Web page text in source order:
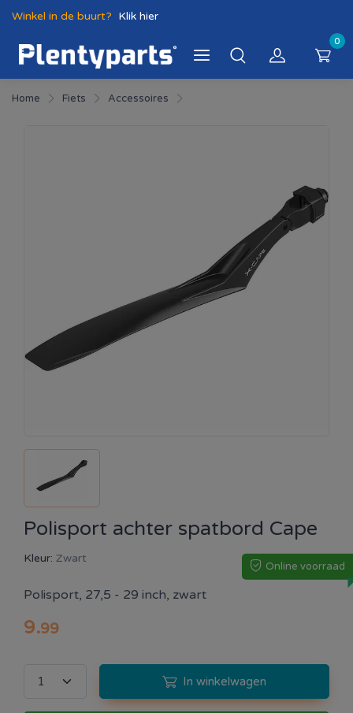
Winkel in de buurt? Klik hier
0
Home Fiets Accessoires
Polisport achter spatbord Cape
Kleur: Zwart
Online voorraad
Polisport, 27,5 - 29 inch, zwart
9.99
In winkelwagen